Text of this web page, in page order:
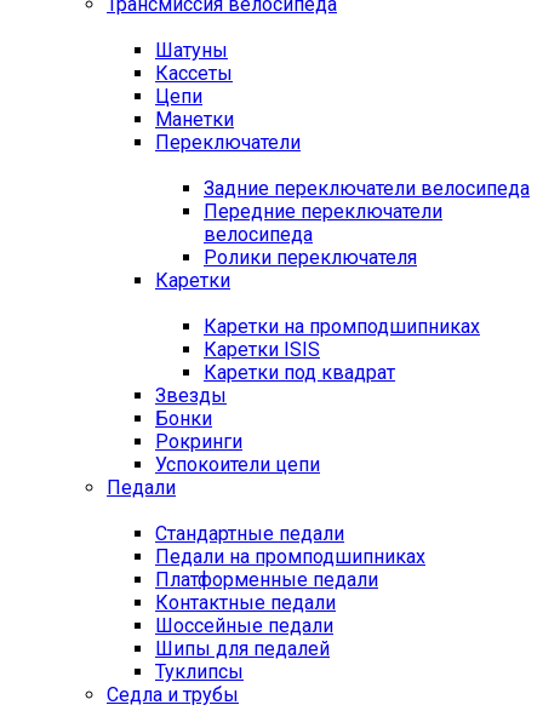
Шатуны
Кассеты
Цепи
Манетки
Переключатели
Задние переключатели велосипеда
Передние переключатели
велосипеда
Ролики переключателя
Каретки
Каретки на промподшипниках
Каретки ISIS
Каретки под квадрат
Звезды
Бонки
Рокринги
Успокоители цепи
Педали
Стандартные педали
Педали на промподшипниках
Платформенные педали
Контактные педали
Шоссейные педали
Шипы для педалей
Туклипсы
Седла и трубы